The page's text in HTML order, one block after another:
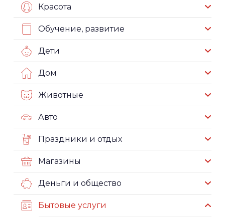
Красота
Обучение, развитие
Дети
Дом
Животные
Авто
Праздники и отдых
Магазины
Деньги и общество
Бытовые услуги